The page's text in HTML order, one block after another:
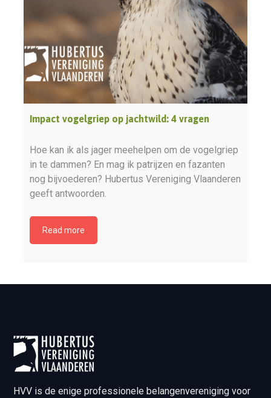
Impact vogelgriep op jachtwild: 4 vragen
Hoe kan ik als jager meehelpen om de vogelgriep
in te dammen? En mag ik patrijzen en fazanten
nog bijvoederen? Hubertus Vereniging Vlaanderen
geeft antwoorden.
Read more
HVV is de enige professionele belangenvereniging voor